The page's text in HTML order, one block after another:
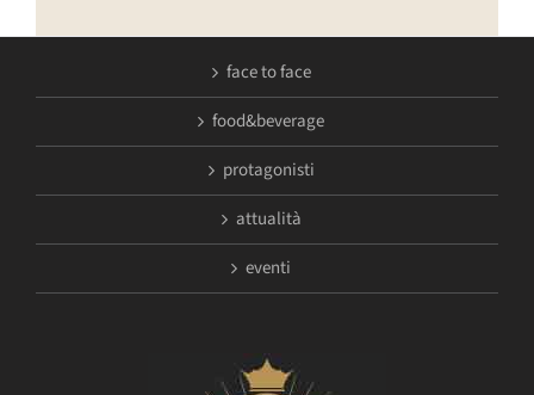
face to face
food&beverage
protagonisti
attualità
eventi